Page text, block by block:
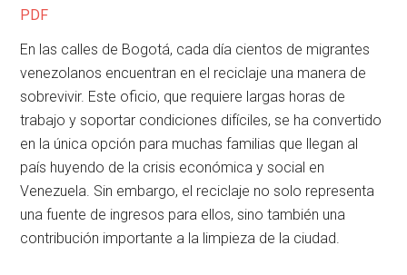
PDF
En las calles de Bogotá, cada día cientos de migrantes
venezolanos encuentran en el reciclaje una manera de
sobrevivir. Este oficio, que requiere largas horas de
trabajo y soportar condiciones difíciles, se ha convertido
en la única opción para muchas familias que llegan al
país huyendo de la crisis económica y social en
Venezuela. Sin embargo, el reciclaje no solo representa
una fuente de ingresos para ellos, sino también una
contribución importante a la limpieza de la ciudad.